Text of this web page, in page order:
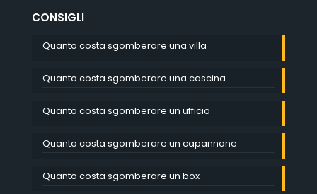
CONSIGLI
Quanto costa sgomberare una villa
Quanto costa sgomberare una cascina
Quanto costa sgomberare un ufficio
Quanto costa sgomberare un capannone
Quanto costa sgomberare un box